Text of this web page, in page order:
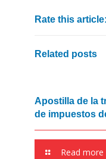
Rate this article:
Related posts
Apostilla de la
de impuestos
Read more